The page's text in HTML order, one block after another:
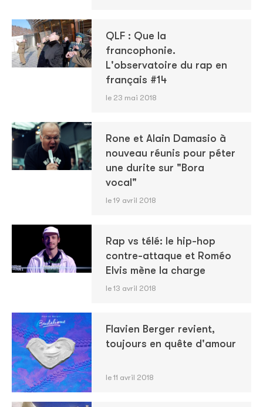
QLF : Que la
francophonie.
L'observatoire du rap en
français #14
le 23 mai 2018
Rone et Alain Damasio à
nouveau réunis pour péter
une durite sur "Bora
vocal"
le 19 avril 2018
Rap vs télé: le hip-hop
contre-attaque et Roméo
Elvis mène la charge
le 13 avril 2018
Flavien Berger revient,
toujours en quête d'amour
le 11 avril 2018